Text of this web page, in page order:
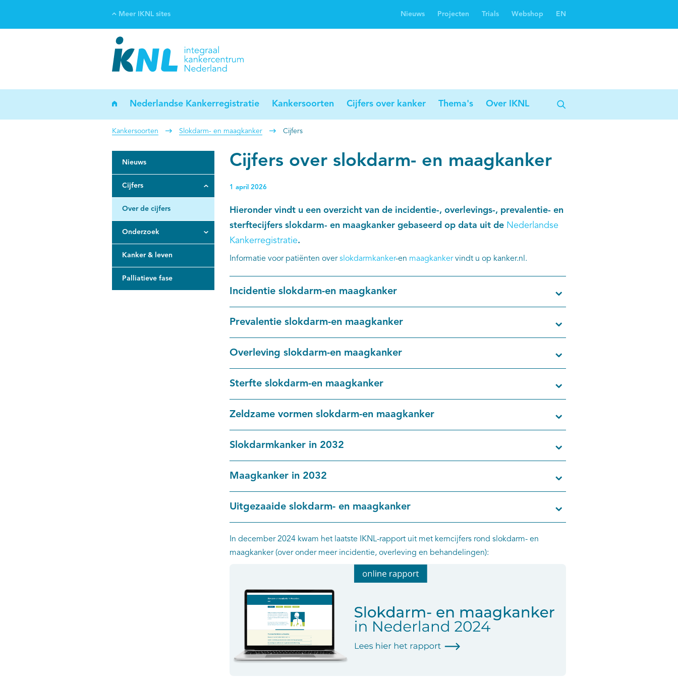
kanker
Meer IKNL sites Nieuws Projecten Trials Webshop EN
Nederlandse Kankerregistratie Kankersoorten Cijfers over kanker Thema's Over IKNL
Kankersoorten Slokdarm- en maagkanker Cijfers
Nieuws
Cijfers
Over de cijfers
Onderzoek
Kanker & leven
Palliatieve fase
Cijfers over slokdarm- en maagkanker
1 april 2026
Hieronder vindt u een overzicht van de incidentie-, overlevings-, prevalentie- en
sterftecijfers slokdarm- en maagkanker gebaseerd op data uit de Nederlandse
Kankerregistratie.
Informatie voor patiënten overslokdarmkanker-en maagkankervindt u op kanker.nl.
Incidentie slokdarm-en maagkanker
Prevalentie slokdarm-en maagkanker
Overleving slokdarm-en maagkanker
Sterfte slokdarm-en maagkanker
Zeldzame vormen slokdarm-en maagkanker
Slokdarmkanker in 2032
Maagkanker in 2032
Uitgezaaide slokdarm- en maagkanker
In december 2024 kwam het laatste IKNL-rapport uit met kerncijfers rond slokdarm- en
maagkanker (over onder meer incidentie, overleving en behandelingen):